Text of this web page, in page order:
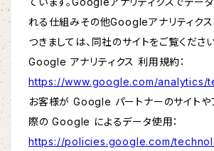
れる仕組みその他Googleアナリティク
つきましては、同社のサイトをご覧ください
Google アナリティクス 利用規約：
https://www.google.com/analytics/
お客様が Google パートナーのサイトや
際の Google によるデータ使用：
https://policies.google.com/